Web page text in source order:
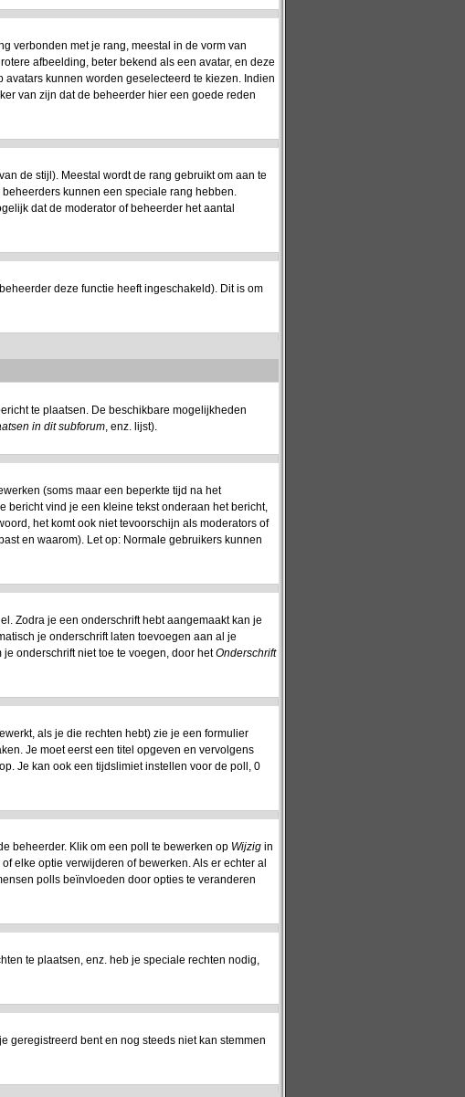
verbonden met je rang, meestal in de vorm van
afbeelding, beter bekend als een avatar, en deze
kunnen worden geselecteerd te kiezen. Indien
van zijn dat de beheerder hier een goede reden
de stijl). Meestal wordt de rang gebruikt om aan te
kunnen een speciale rang hebben.
dat de moderator of beheerder het aantal
deze functie heeft ingeschakeld). Dit is om
te plaatsen. De beschikbare mogelijkheden
in dit subforum, enz. lijst).
(soms maar een beperkte tijd na het
bericht vind je een kleine tekst onderaan het bericht,
het komt ook niet tevoorschijn als moderators of
en waarom). Let op: Normale gebruikers kunnen
Zodra je een onderschrift hebt aangemaakt kan je
je onderschrift laten toevoegen aan al je
onderschrift niet toe te voegen, door hetOnderschrift
als je die rechten hebt) zie je een formulier
Je moet eerst een titel opgeven en vervolgens
Je kan ook een tijdslimiet instellen voor de poll, 0
beheerder. Klik om een poll te bewerken op Wijzig in
elke optie verwijderen of bewerken. Als er echter al
polls beïnvloeden door opties te veranderen
te plaatsen, enz. heb je speciale rechten nodig,
geregistreerd bent en nog steeds niet kan stemmen